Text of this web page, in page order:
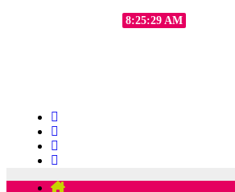
8:25:31 AM